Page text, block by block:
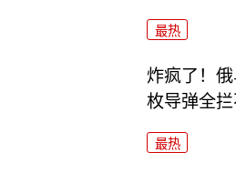
最热
炸疯了！俄
枚导弹全
最热